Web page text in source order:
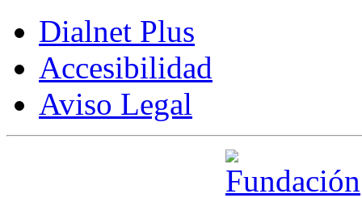
Dialnet Plus
Accesibilidad
Aviso Legal